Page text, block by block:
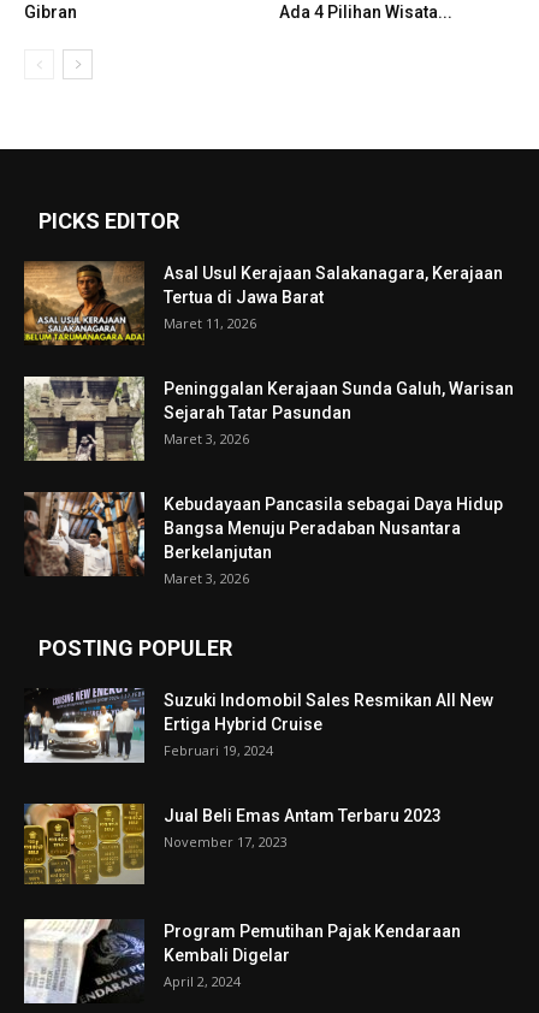
Gibran
Ada 4 Pilihan Wisata...
PICKS EDITOR
Asal Usul Kerajaan Salakanagara, Kerajaan
Tertua di Jawa Barat
Maret 11, 2026
Peninggalan Kerajaan Sunda Galuh, Warisan
Sejarah Tatar Pasundan
Maret 3, 2026
Kebudayaan Pancasila sebagai Daya Hidup
Bangsa Menuju Peradaban Nusantara
Berkelanjutan
Maret 3, 2026
POSTING POPULER
Suzuki Indomobil Sales Resmikan All New
Ertiga Hybrid Cruise
Februari 19, 2024
Jual Beli Emas Antam Terbaru 2023
November 17, 2023
Program Pemutihan Pajak Kendaraan
Kembali Digelar
April 2, 2024